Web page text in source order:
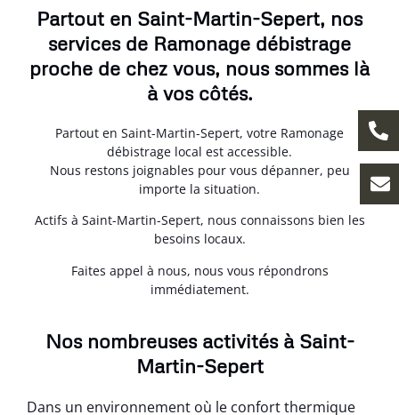
Partout en Saint-Martin-Sepert, nos
services de Ramonage débistrage
proche de chez vous, nous sommes là
à vos côtés.
Partout en Saint-Martin-Sepert, votre Ramonage
débistrage local est accessible.
Nous restons joignables pour vous dépanner, peu
importe la situation.
Actifs à Saint-Martin-Sepert, nous connaissons bien les
besoins locaux.
Faites appel à nous, nous vous répondrons
immédiatement.
Nos nombreuses activités à Saint-
Martin-Sepert
Dans un environnement où le confort thermique